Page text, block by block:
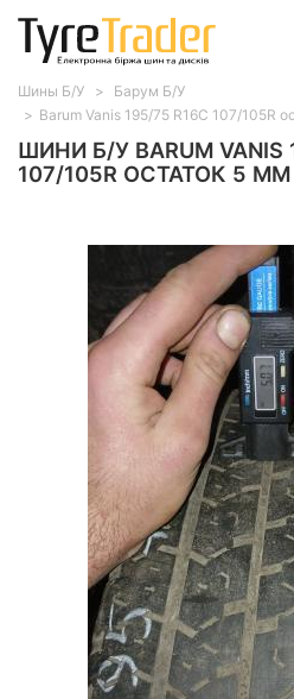
ШИНИ Б/У BARUM VANIS
107/105R ОСТАТОК 5 ММ
Шины Б/У
Барум Б/У
Barum Vanis 195/75 R16C 107/105R